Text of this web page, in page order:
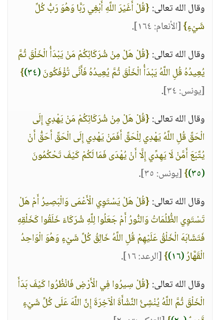
وقال الله تعالى:{قُلْ أَغَيْرَ اللَّهِ أَبْغِي رَبًّا وَهُوَ رَبُّ كُلِّ
شَيْءٍ}[الأنعام: ١٦٤]
.
وقال الله تعالى:{قُلْ هَلْ مِنْ شُرَكَائِكُمْ مَنْ يَبْدَأُ الْخَلْقَ ثُمَّ
يُعِيدُهُ قُلِ اللَّهُ يَبْدَأُ الْخَلْقَ ثُمَّ يُعِيدُهُ فَأَنَّى تُؤْفَكُونَ(٣٤)
}
[يونس: ٣٤]
.
وقال الله تعالى:{قُلْ هَلْ مِنْ شُرَكَائِكُمْ مَنْ يَهْدِي إِلَى
الْحَقِّ قُلِ اللَّهُ يَهْدِي لِلْحَقِّ أَفَمَنْ يَهْدِي إِلَى الْحَقِّ أَحَقُّ أَنْ
يُتَّبَعَ أَمَّنْ لَا يَهِدِّي إِلَّا أَنْ يُهْدَى فَمَا لَكُمْ كَيْفَ تَحْكُمُونَ
(٣٥)
}[يونس: ٣٥]
.
وقال الله تعالى:{قُلْ هَلْ يَسْتَوِي الْأَعْمَى وَالْبَصِيرُ أَمْ هَلْ
تَسْتَوِي الظُّلُمَاتُ وَالنُّورُ أَمْ جَعَلُوا لِلَّهِ شُرَكَاءَ خَلَقُوا كَخَلْقِهِ
فَتَشَابَهَ الْخَلْقُ عَلَيْهِمْ قُلِ اللَّهُ خَالِقُ كُلِّ شَيْءٍ وَهُوَ الْوَاحِدُ
الْقَهَّارُ(١٦) }[الرعد: ١٦]
.
وقال الله تعالى:{قُلْ سِيرُوا فِي الْأَرْضِ فَانْظُرُوا كَيْفَ بَدَأَ
الْخَلْقَ ثُمَّ اللَّهُ يُنْشِئُ النَّشْأَةَ الْآخِرَةَ إِنَّ اللَّهَ عَلَى كُلِّ شَيْءٍ